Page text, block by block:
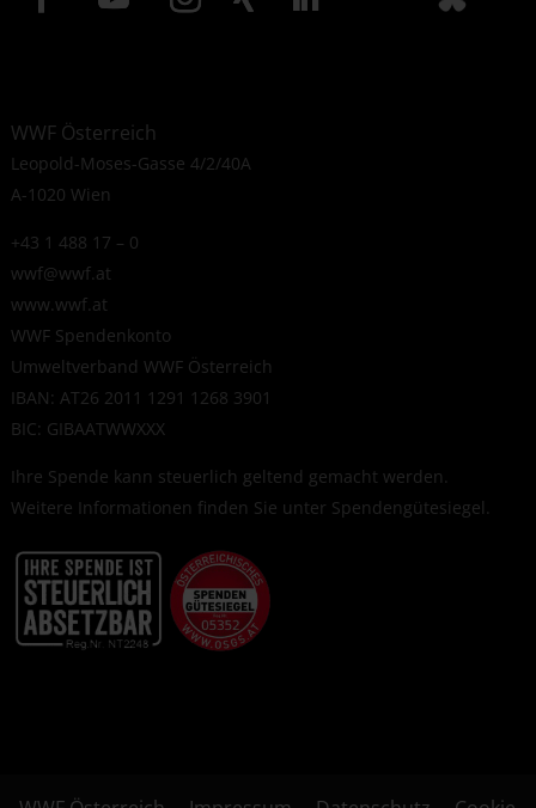
WWF Österreich
Leopold-Moses-Gasse 4/2/40A
A-1020 Wien
+43 1 488 17 – 0
wwf@wwf.at
www.wwf.at
WWF Spendenkonto
Umweltverband WWF Österreich
IBAN: AT26 2011 1291 1268 3901
BIC: GIBAATWWXXX
Ihre Spende kann steuerlich geltend gemacht werden.
Weitere Informationen finden Sie unter Spendengütesiegel